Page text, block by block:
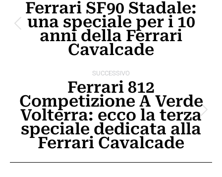
tra
Post
precedente:
Ferrari SF90 Stadale:
una speciale per i 10
anni della Ferrari
Cavalcade
SUCCESSIVO
Prossimo
post:
Ferrari 812
Competizione A Verde
Volterra: ecco la terza
speciale dedicata alla
Ferrari Cavalcade